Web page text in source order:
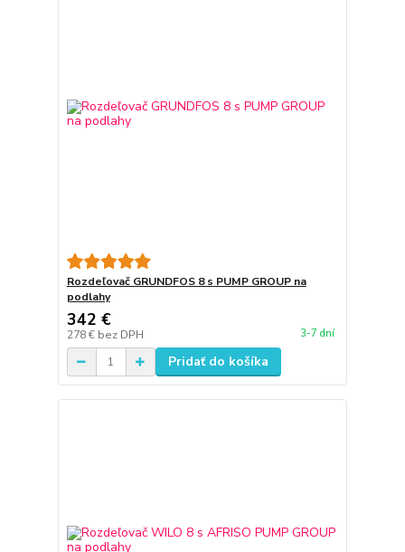
Rozdeľovač GRUNDFOS 8 s PUMP GROUP na
podlahy
342 €
278 € bez DPH 3-7 dní
Pridať do košíka